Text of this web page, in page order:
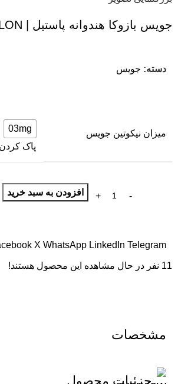
جویس بازوکا هندوانه پاستیل | WATERMELON
دسته: جویس
میزان نیکوتین جویس 03mg
پاک کردن
افزودن به سبد خرید
X WhatsApp LinkedIn Telegram
11 نفر در حال مشاهده این محصول هستند!
مشخصات
جزئیات محصول